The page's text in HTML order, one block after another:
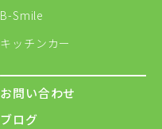
B-Smile
キッチンカー
お問い合わせ
ブログ